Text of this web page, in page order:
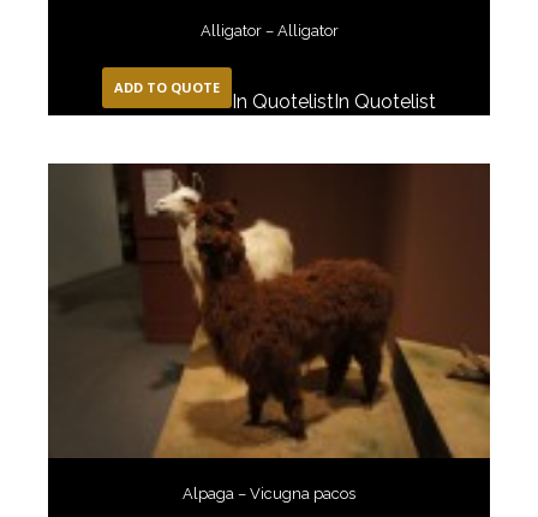
Alligator – Alligator
ADD TO QUOTE
In QuotelistIn Quotelist
Alpaga – Vicugna pacos